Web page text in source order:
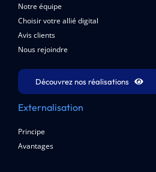
Notre équipe
Choisir votre allié digital
Avis clients
Nous rejoindre
Découvrez nos réalisations
Externalisation
Principe
Avantages